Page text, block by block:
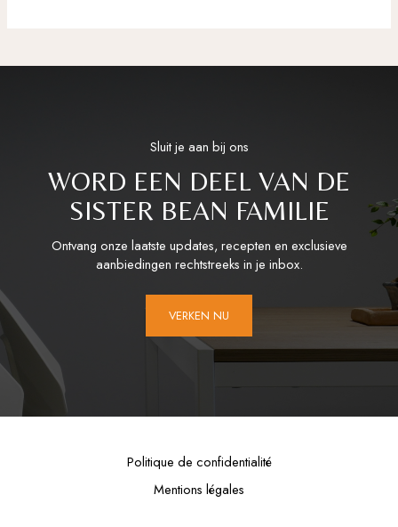
Sluit je aan bij ons
WORD EEN DEEL VAN DE
SISTER BEAN FAMILIE
Ontvang onze laatste updates, recepten en exclusieve
aanbiedingen rechtstreeks in je inbox.
VERKEN NU
Politique de confidentialité
Mentions légales